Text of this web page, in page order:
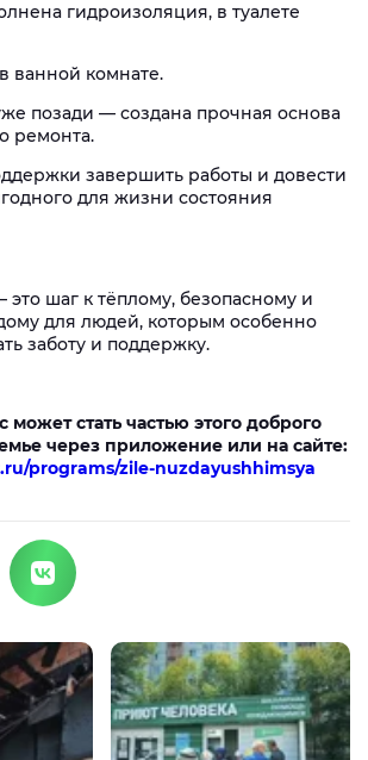
гидроизоляция, в туалете
ванной комнате.
позади — создана прочная основа
ремонта.
завершить работы и довести
для жизни состояния
шаг к тёплому, безопасному и
для людей, которым особенно
заботу и поддержку.
стать частью этого доброго
через приложение или на сайте:
programs/zile-nuzdayushhimsya